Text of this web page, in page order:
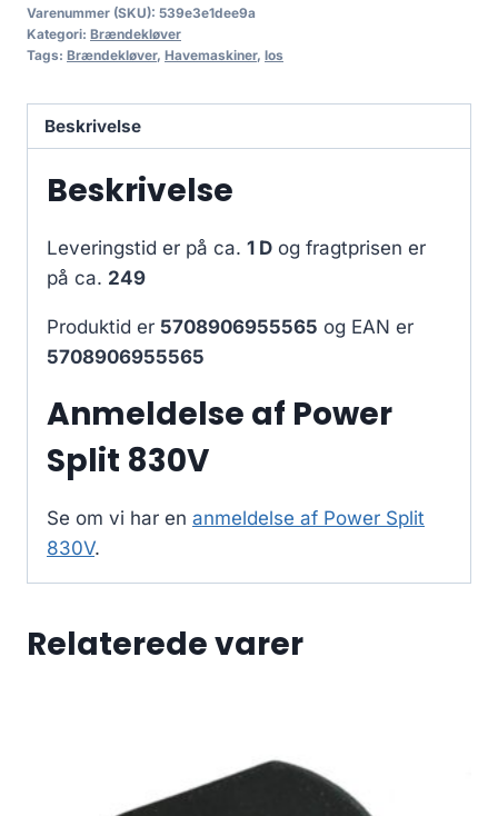
Varenummer (SKU): 539e3e1dee9a
Kategori: Brændekløver
Tags: Brændekløver, Havemaskiner, los
Beskrivelse
Beskrivelse
Leveringstid er på ca. 1 D og fragtprisen er
på ca. 249
Produktid er 5708906955565 og EAN er
5708906955565
Anmeldelse af Power
Split 830V
Se om vi har en anmeldelse af Power Split
830V.
Relaterede varer